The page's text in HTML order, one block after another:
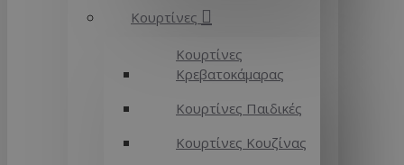
Κουρτίνες
Κουρτίνες
Κρεβατοκάμαρας
Κουρτίνες Παιδικές
Κουρτίνες Κουζίνας